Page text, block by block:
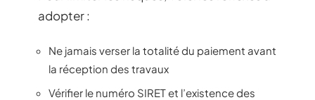
adopter :
Ne jamais verser la totalité du paiement avant
la réception des travaux
Vérifier le numéro SIRET et l’existence des